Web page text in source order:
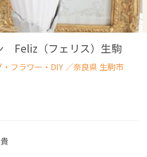
Feliz（フェリス）生駒
フラワー・DIY ／奈良県 生駒市